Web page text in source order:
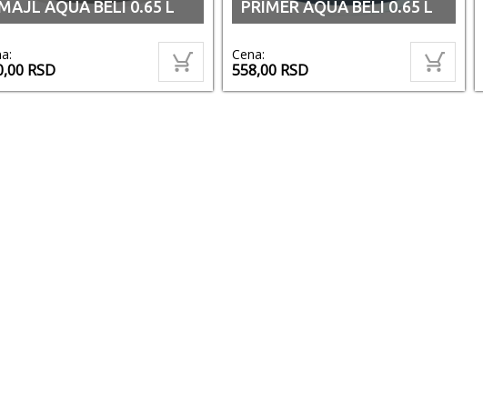
AQUA BELI 0.65 L
RSD
PRIMER AQUA BELI 0.65 L
Cena:
558,00 RSD